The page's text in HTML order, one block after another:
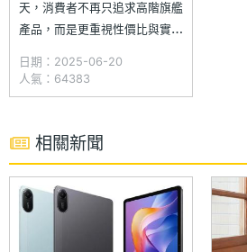
天，消費者不再只追求高階旗艦
產品，而是更重視性價比與實用
夠用又不傷荷包的平板來說，
Redmi Pad 2 無疑是值得關注
價策略，這款 11 吋平板不僅在
工處理能力，無論是學生上課筆
記，或是日
日期：2025-06-20
人氣：64383
相關新聞